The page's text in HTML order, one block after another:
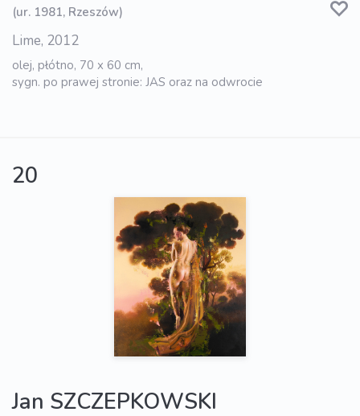
(ur. 1981, Rzeszów)
Lime, 2012
olej, płótno, 70 x 60 cm,
sygn. po prawej stronie: JAS oraz na odwrocie
20
Jan SZCZEPKOWSKI